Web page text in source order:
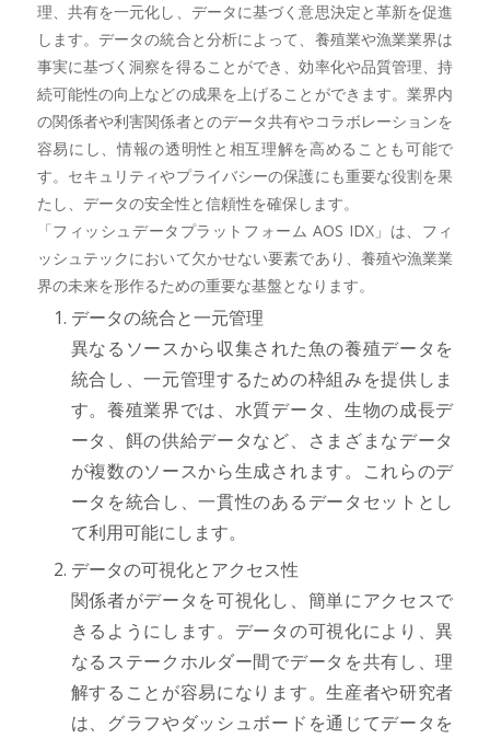
理、共有を一元化し、データに基づく意思決定と革新を促進
します。データの統合と分析によって、養殖業や漁業業界は
事実に基づく洞察を得ることができ、効率化や品質管理、持
続可能性の向上などの成果を上げることができます。業界内
の関係者や利害関係者とのデータ共有やコラボレーションを
容易にし、情報の透明性と相互理解を高めることも可能で
す。セキュリティやプライバシーの保護にも重要な役割を果
たし、データの安全性と信頼性を確保します。
「フィッシュデータプラットフォーム AOS IDX」は、フィ
ッシュテックにおいて欠かせない要素であり、養殖や漁業業
界の未来を形作るための重要な基盤となります。
データの統合と一元管理
異なるソースから収集された魚の養殖データを
統合し、一元管理するための枠組みを提供しま
す。養殖業界では、水質データ、生物の成長デ
ータ、餌の供給データなど、さまざまなデータ
が複数のソースから生成されます。これらのデ
ータを統合し、一貫性のあるデータセットとし
て利用可能にします。
データの可視化とアクセス性
関係者がデータを可視化し、簡単にアクセスで
きるようにします。データの可視化により、異
なるステークホルダー間でデータを共有し、理
解することが容易になります。生産者や研究者
は、グラフやダッシュボードを通じてデータを